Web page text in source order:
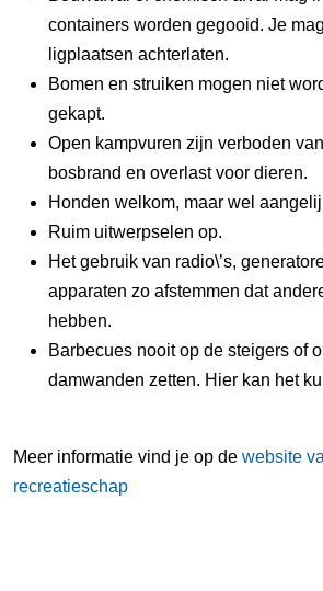
containers worden gegooid. Je
ligplaatsen achterlaten.
Bomen en struiken mogen niet
gekapt.
Open kampvuren zijn verboden
bosbrand en overlast voor dieren.
Honden welkom, maar wel
Ruim uitwerpselen op.
Het gebruik van radio\’s,
apparaten zo afstemmen dat
hebben.
Barbecues nooit op de steigers of
damwanden zetten. Hier kan het
Meer informatie vind je op de website
recreatieschap